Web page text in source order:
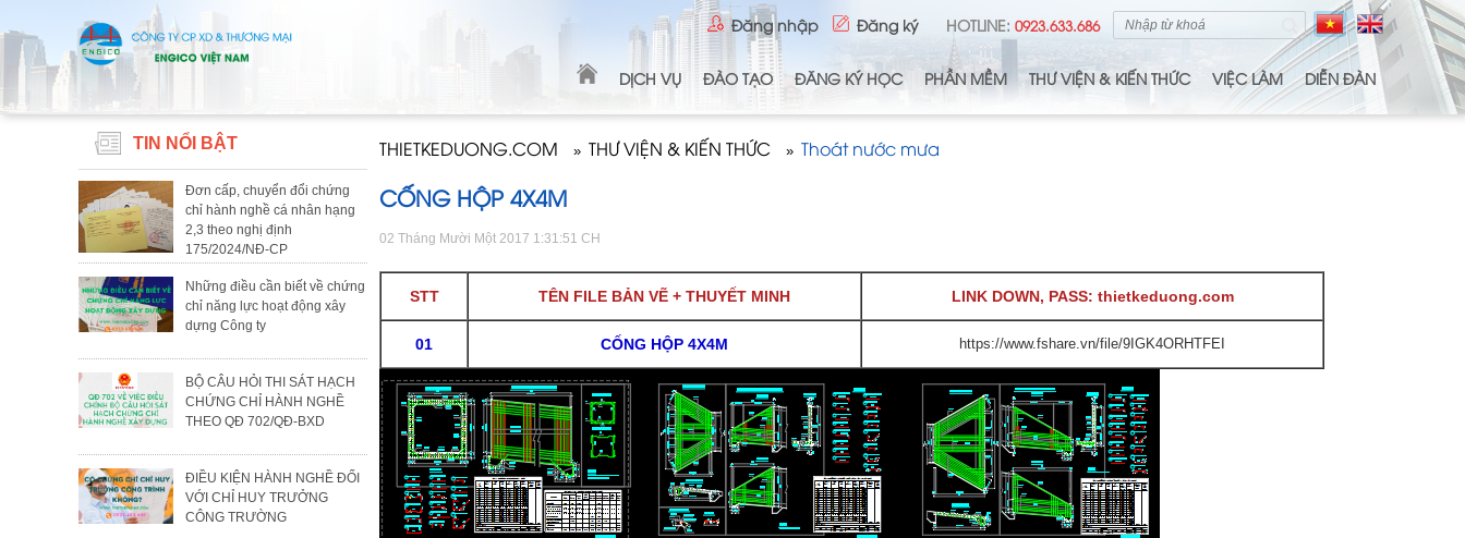
HOTLINE: 0923.633.686
Đăng nhập Đăng ký
DỊCH VỤ ĐÀO TẠO ĐĂNG KÝ HỌC PHẦN MỀM THƯ VIỆN & KIẾN THỨC VIỆC LÀM DIỄN ĐÀN
TIN NỔI BẬT
Đơn cấp, chuyển đổi chứng
chỉ hành nghề cá nhân hạng
2,3 theo nghị định
175/2024/NĐ-CP
Những điều cần biết về chứng
chỉ năng lực hoạt động xây
dựng Công ty
BỘ CÂU HỎI THI SÁT HẠCH
CHỨNG CHỈ HÀNH NGHỀ
THEO QĐ 702/QĐ-BXD
ĐIỀU KIỆN HÀNH NGHỀ ĐỐI
VỚI CHỈ HUY TRƯỞNG
CÔNG TRƯỜNG
THIETKEDUONG.COM » THƯ VIỆN & KIẾN THỨC » Thoát nước mưa
CỐNG HỘP 4X4M
02 Tháng Mười Một 2017 1:31:51 CH
STT TÊN FILE BẢN VẼ + THUYẾT MINH LINK DOWN, PASS: thietkeduong.com
01 CỐNG HỘP 4X4M https://www.fshare.vn/file/9IGK4ORHTFEI